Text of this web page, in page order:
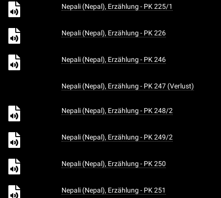
Nepali (Nepal), Erzählung - PK 225/1
Nepali (Nepal), Erzählung - PK 226
Nepali (Nepal), Erzählung - PK 246
Nepali (Nepal), Erzählung - PK 247 (Verlust)
Nepali (Nepal), Erzählung - PK 248/2
Nepali (Nepal), Erzählung - PK 249/2
Nepali (Nepal), Erzählung - PK 250
Nepali (Nepal), Erzählung - PK 251